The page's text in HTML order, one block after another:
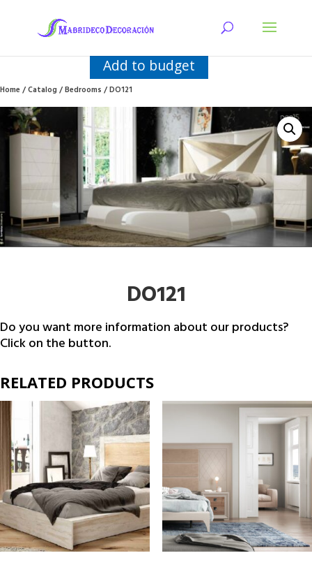
Add to budget
Home/Catalog/Bedrooms/ DO121
DO121
Do you want more information about our products?
Click on the button.
RELATED PRODUCTS